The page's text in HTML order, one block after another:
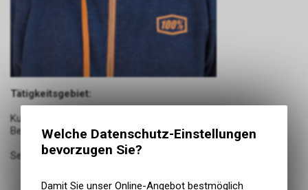
Tätigkeitsgebiet:
Kundenbetreuung, Verkauf von Fahrzeugen und Zubehör,
Berufsbildner, Homepage und Social Media
Seit 2003 im Betrieb
Welche Datenschutz-Einstellungen
bevorzugen Sie?
Damit Sie unser Online-Angebot bestmöglich